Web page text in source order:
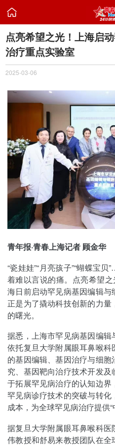

点亮希望之光！上海启
治疗重点实验室
2025-03-06
青年报·青春上海记者 顾金华
“瓷娃娃”“月亮孩子”“蝴蝶宝
着难以言说的痛。点亮希望
海日前启动罕见病基因编辑与
正是为了撬动科技创新的力
的曙光。
据悉，上海市罕见病基因编辑
依托复旦大学附属眼耳鼻喉
的基因编辑、基因治疗与细
究、基因靶向治疗技术开发
于拓展罕见病治疗的认知边
罕见病诊疗技术的突破与转
成本，为全球罕见病治疗提供“
据复旦大学附属眼耳鼻喉科
伟教授和舒易来教授团队在